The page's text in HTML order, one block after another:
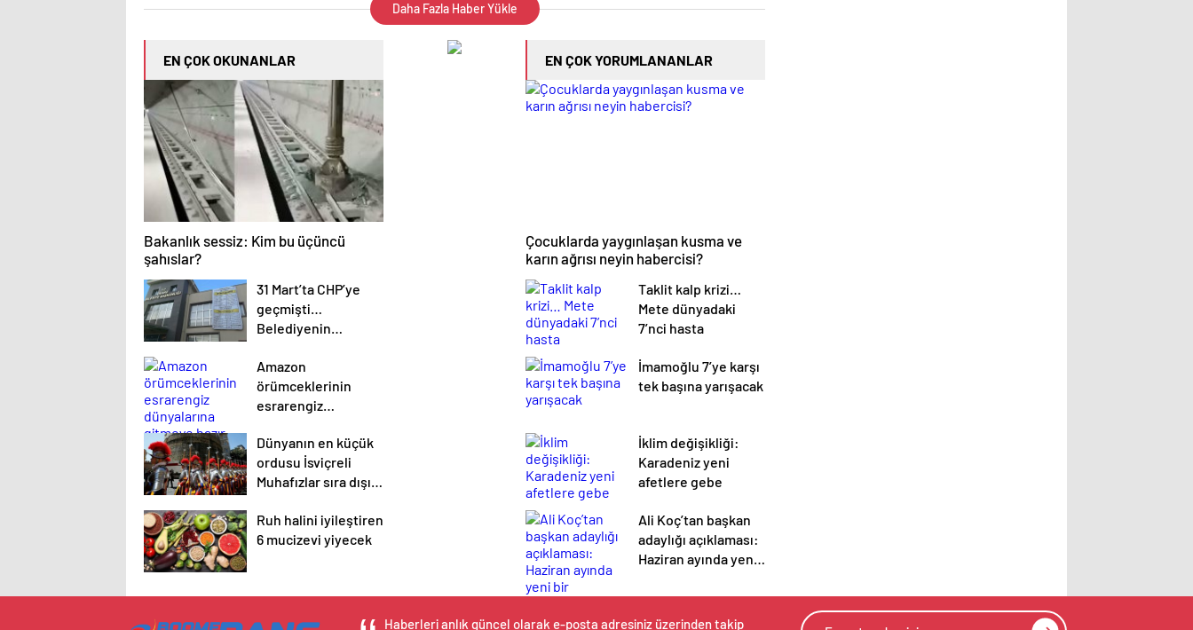
Daha Fazla Haber Yükle
EN ÇOK OKUNANLAR
Bakanlık sessiz: Kim bu üçüncü
şahıslar?
31 Mart’ta CHP’ye
geçmişti…
Belediyenin
kahvehanede çıktı
Amazon
örümceklerinin
esrarengiz
hazır olun.
Dünyanın en küçük
ordusu İsviçreli
Muhafızlar sıra dışı
çekiyor
Ruh halini iyileştiren
6 mucizevi yiyecek
EN ÇOK YORUMLANANLAR
Çocuklarda yaygınlaşan kusma ve
karın ağrısı neyin habercisi?
Taklit kalp krizi…
Mete dünyadaki
7’nci hasta
İmamoğlu 7’ye karşı
tek başına yarışacak
İklim değişikliği:
Karadeniz yeni
afetlere gebe
Ali Koç’tan başkan
adaylığı açıklaması:
Haziran ayında yeni
olacak
Haberleri anlık güncel olarak e-posta adresiniz üzerinden takip